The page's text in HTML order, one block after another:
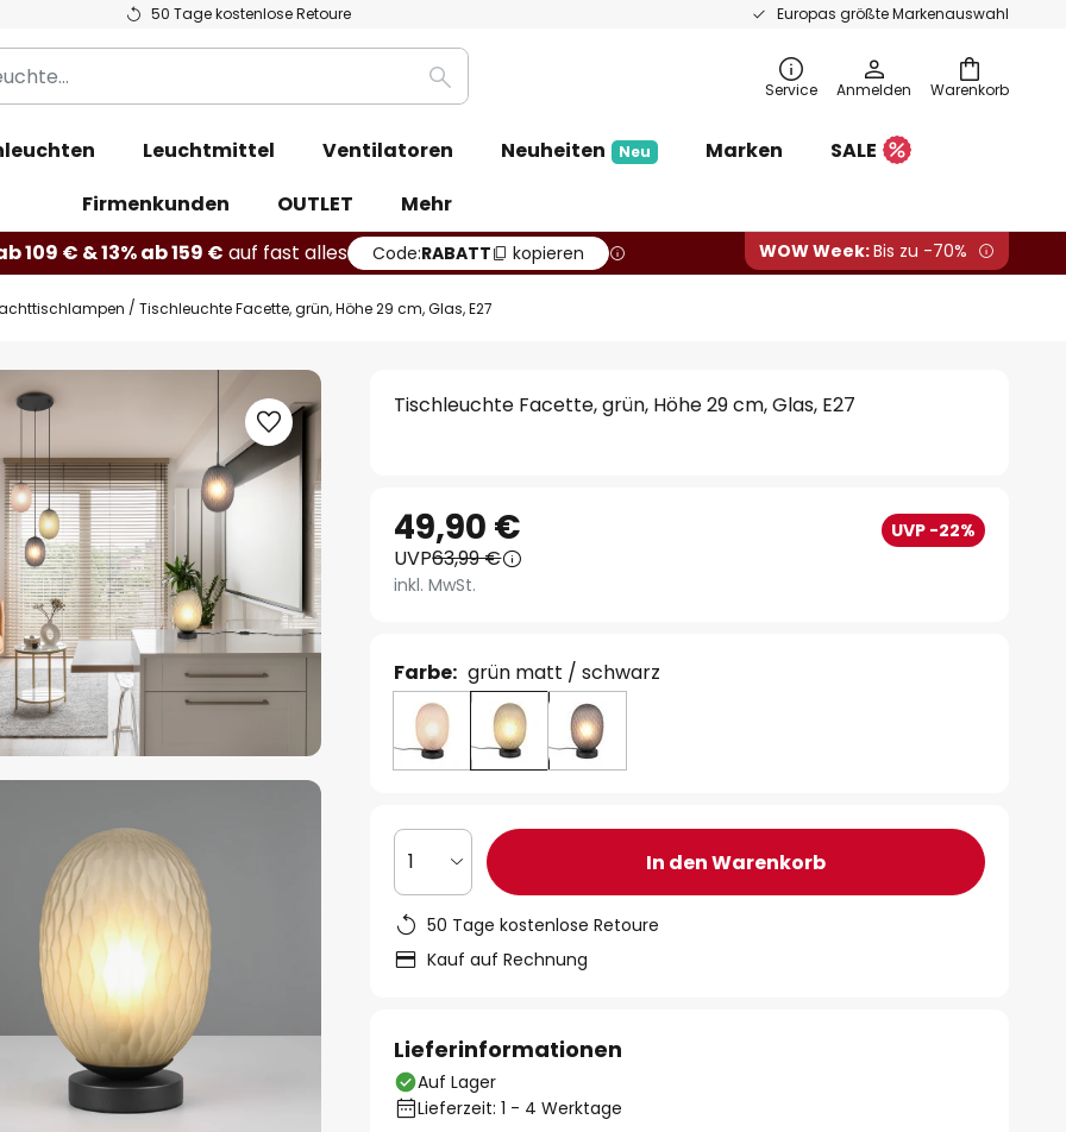
50 Tage kostenlose Retoure Europas größte Markenauswahl
Warenkorb
Suche Service Anmelden
Leuchtmittel Ventilatoren Neuheiten Neu Marken
SALE
Firmenkunden
OUTLET
Mehr
109 € & 13% ab 159 € auf fast alles Code:RABATT kopieren WOW Week:Bis zu -70%
Tischleuchte Facette, grün, Höhe 29 cm, Glas, E27
Tischleuchte Facette, grün, Höhe 29 cm, Glas, E27
49,90 € UVP -22%
UVP63,99 €
inkl. MwSt.
Farbe: grün matt / schwarz
1 In den Warenkorb
50 Tage kostenlose Retoure
Kauf auf Rechnung
Lieferinformationen
Auf Lager
Lieferzeit: 1 - 4 Werktage